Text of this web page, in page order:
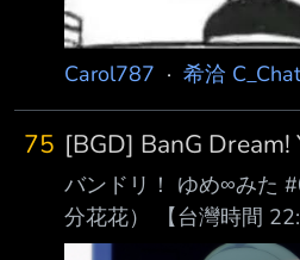
Carol787 · 希洽 C_Chat
75 [BGD] BanG
バンドリ！ ゆめ∞みた
分花花） 【台灣時間
https://